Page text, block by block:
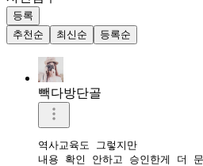
등록
추천순
최신순 등록순
빽다방단골
역사교육도 그렇지만
내용 확인 안하고 승인한게 더